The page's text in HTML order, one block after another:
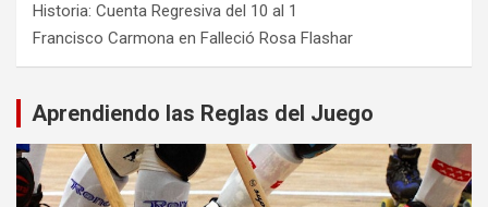
Historia: Cuenta Regresiva del 10 al 1
Francisco Carmona en Falleció Rosa Flashar
Aprendiendo las Reglas del Juego